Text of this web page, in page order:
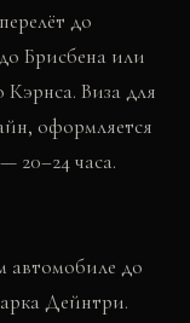
до
Брисбена или
Виза для
оформляется
20–24 часа.
автомобиле до
Дейнтри.